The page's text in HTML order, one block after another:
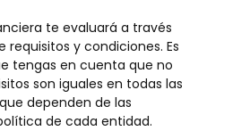
te evaluará a través
requisitos y condiciones. Es
tengas en cuenta que no
son iguales en todas las
dependen de las
de cada entidad.